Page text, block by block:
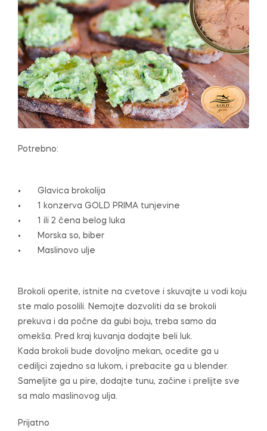
Potrebno:
• Glavica brokolija
• 1 konzerva GOLD PRIMA tunjevine
• 1 ili 2 čena belog luka
• Morska so, biber
• Maslinovo ulje
Brokoli operite, istnite na cvetove i skuvajte u vodi koju
ste malo posolili. Nemojte dozvoliti da se brokoli
prekuva i da počne da gubi boju, treba samo da
omekša. Pred kraj kuvanja dodajte beli luk.
Kada brokoli bude dovoljno mekan, ocedite ga u
cediljci zajedno sa lukom, i prebacite ga u blender.
Sameljite ga u pire, dodajte tunu, začine i prelijte sve
sa malo maslinovog ulja.
Prijatno